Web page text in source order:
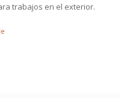
trabajos en el exterior.